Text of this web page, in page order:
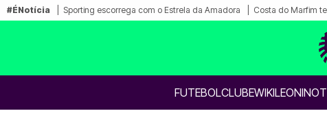
#ÉNotícia Sporting escorrega com o Estrela da Amadora Costa do Marfim
FUTEBOLCLUBEWIKILEONINO